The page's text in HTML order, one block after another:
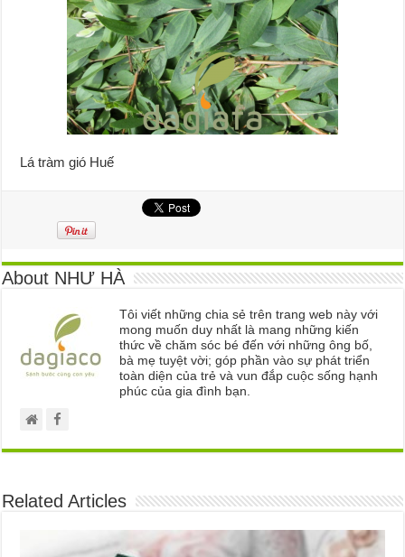
Lá tràm gió Huế
About NHƯ HÀ
Tôi viết những chia sẻ trên trang web này với
mong muốn duy nhất là mang những kiến
thức về chăm sóc bé đến với những ông bố,
bà mẹ tuyệt vời; góp phần vào sự phát triển
toàn diện của trẻ và vun đắp cuộc sống hạnh
phúc của gia đình bạn.
Related Articles